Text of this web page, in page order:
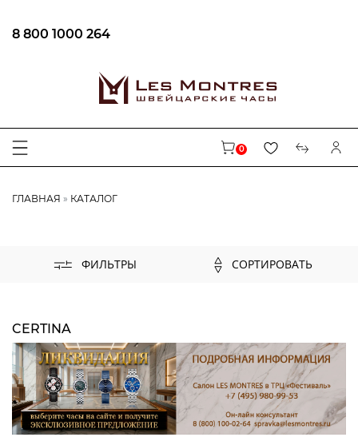
8 800 1000 264
0
ГЛАВНАЯ КАТАЛОГ
ФИЛЬТРЫ СОРТИРОВАТЬ
AUGUSTE REYMOND
MAURICE LACROIX
BALL
FREDERIQUE CONSTANT
WAINER
TISSOT
CANDINO
JACQUES LEMANS
CERTINA